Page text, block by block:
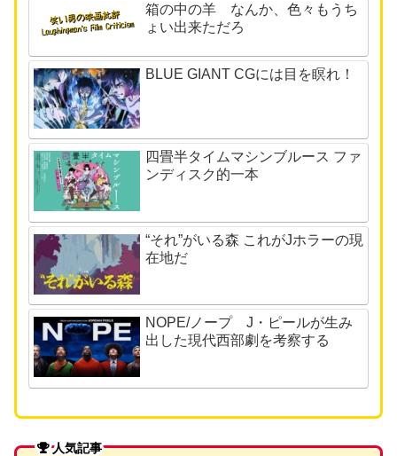
箱の中の羊 なんか、色々もうち
ょい出来ただろ
BLUE GIANT CGには目を瞑れ！
四畳半タイムマシンブルース ファ
ンディスク的一本
“それ”がいる森 これがJホラーの現
在地だ
NOPE/ノープ J・ピールが生み
出した現代西部劇を考察する
人気記事